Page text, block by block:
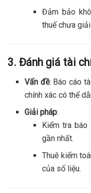
Đảm bảo
thuế chưa
3. Đánh giá tài
Vấn đề: Báo cáo
chính xác có thể
Giải pháp:
Kiểm tra
gần nhất.
Thuê kiểm
của số liệu.